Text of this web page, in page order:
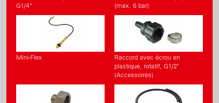
G1/4“
(max. 6 bar)
Mini-Flex
Raccord avec écrou en
plastique, rotatif, G1/2"
(Accessoires)